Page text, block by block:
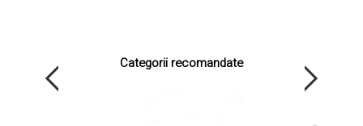
Categorii recomandate